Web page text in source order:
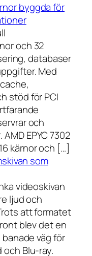
byggda för
och 32
databaser
Med
stöd för PCI
och
EPYC 7302
kärnor och […]
som
videoskivan
ljud och
att formatet
blev det en
väg för
Blu-ray.